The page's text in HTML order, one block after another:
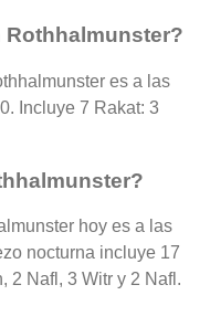
Rothhalmunster?
es a las
Incluye 7 Rakat: 3
hoy es a las
nocturna incluye 17
2 Nafl, 3 Witr y 2 Nafl.